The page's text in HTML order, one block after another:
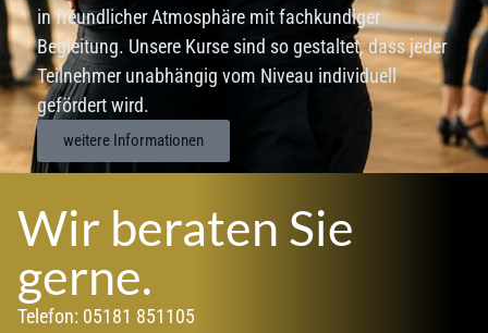
in freundlicher Atmosphäre mit fachkundiger
Begleitung. Unsere Kurse sind so gestaltet, dass jeder
Teilnehmer unabhängig vom Niveau individuell
gefördert wird.
weitere Informationen
Wir beraten Sie
gerne.
Telefon: 05181 851105